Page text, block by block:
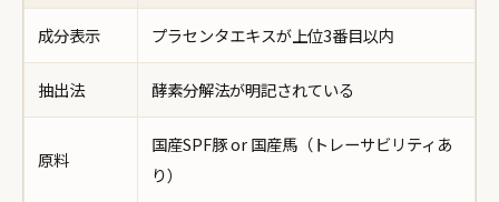
成分表示 プラセンタエキスが上位3番目以内
抽出法 酵素分解法が明記されている
原料
国産SPF豚 or 国産馬（トレーサビリティあ
り）